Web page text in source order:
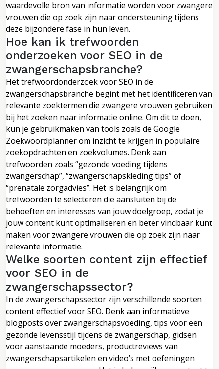
waardevolle bron van informatie worden voor zwangere
vrouwen die op zoek zijn naar ondersteuning tijdens
deze bijzondere fase in hun leven.
Hoe kan ik trefwoorden
onderzoeken voor SEO in de
zwangerschapsbranche?
Het trefwoordonderzoek voor SEO in de
zwangerschapsbranche begint met het identificeren van
relevante zoektermen die zwangere vrouwen gebruiken
bij het zoeken naar informatie online. Om dit te doen,
kun je gebruikmaken van tools zoals de Google
Zoekwoordplanner om inzicht te krijgen in populaire
zoekopdrachten en zoekvolumes. Denk aan
trefwoorden zoals “gezonde voeding tijdens
zwangerschap”, “zwangerschapskleding tips” of
“prenatale zorgadvies”. Het is belangrijk om
trefwoorden te selecteren die aansluiten bij de
behoeften en interesses van jouw doelgroep, zodat je
jouw content kunt optimaliseren en beter vindbaar kunt
maken voor zwangere vrouwen die op zoek zijn naar
relevante informatie.
Welke soorten content zijn effectief
voor SEO in de
zwangerschapssector?
In de zwangerschapssector zijn verschillende soorten
content effectief voor SEO. Denk aan informatieve
blogposts over zwangerschapsvoeding, tips voor een
gezonde levensstijl tijdens de zwangerschap, gidsen
voor aanstaande moeders, productreviews van
zwangerschapsartikelen en video’s met oefeningen